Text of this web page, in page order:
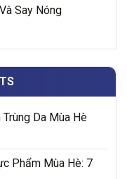
Say Nóng
Da Mùa Hè
Phẩm Mùa Hè: 7